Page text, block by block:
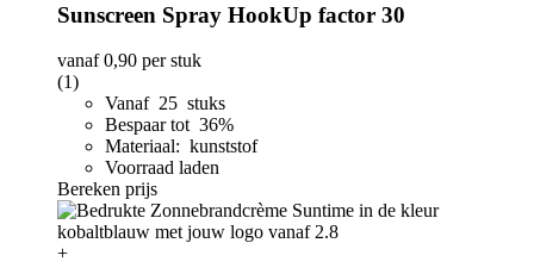
Sunscreen Spray HookUp factor 30
vanaf0,90 per stuk
(1)
Vanaf 25 stuks
Bespaar tot 36%
Materiaal: kunststof
Voorraad laden
Bereken prijs
+